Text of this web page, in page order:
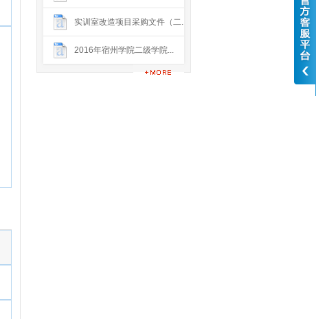
实训室改造项目采购文件（二...
2016年宿州学院二级学院...